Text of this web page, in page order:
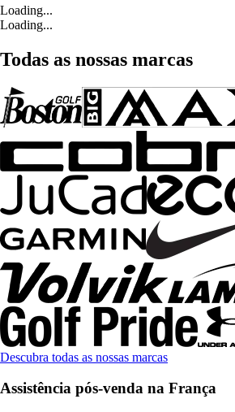
Loading...
Loading...
Todas as nossas marcas
Descubra todas as nossas marcas
Assistência pós-venda na França